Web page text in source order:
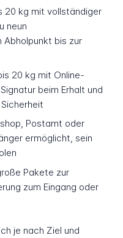
20 kg mit vollständiger
neun
bis zur
20 kg mit Online-
beim Erhalt und
Postamt oder
ermöglicht, sein
Pakete zur
zum Eingang oder
je nach Ziel und